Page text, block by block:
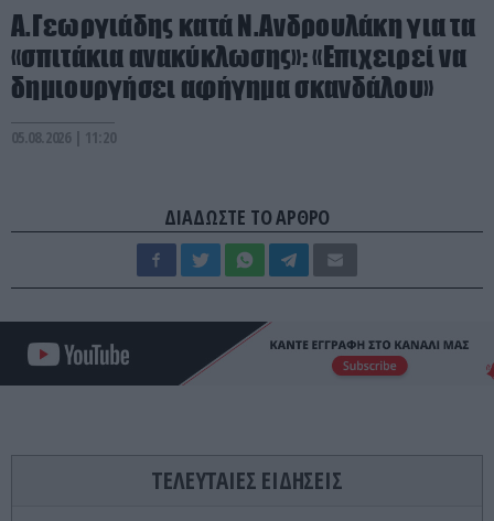
Α.Γεωργιάδης κατά Ν.Ανδρουλάκη για τα
«σπιτάκια ανακύκλωσης»: «Επιχειρεί να
δημιουργήσει αφήγημα σκανδάλου»
05.08.2026 | 11:20
ΔΙΑΔΩΣΤΕ ΤΟ ΑΡΘΡΟ
ΤΕΛΕΥΤΑΙΕΣ ΕΙΔΗΣΕΙΣ